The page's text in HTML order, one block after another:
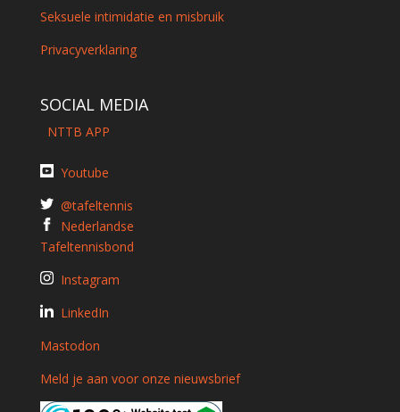
Seksuele intimidatie en misbruik
Privacyverklaring
SOCIAL MEDIA
NTTB APP
Youtube
@tafeltennis
Nederlandse
Tafeltennisbond
Instagram
LinkedIn
Mastodon
Meld je aan voor onze nieuwsbrief